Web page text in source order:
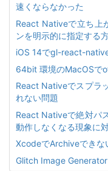
速くならなかった
React Nativeで立ち上
ンを明示的に指定する
iOS 14でgl-react-
64bit 環境のMacOSで
React Nativeでスプラ
れない問題
React Nativeで絶対パ
動作しなくなる現象に
XcodeでArchiveできな
Glitch Image Generator